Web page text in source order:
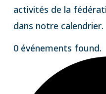
activités de la
dans notre calendrier.
0 événements found.